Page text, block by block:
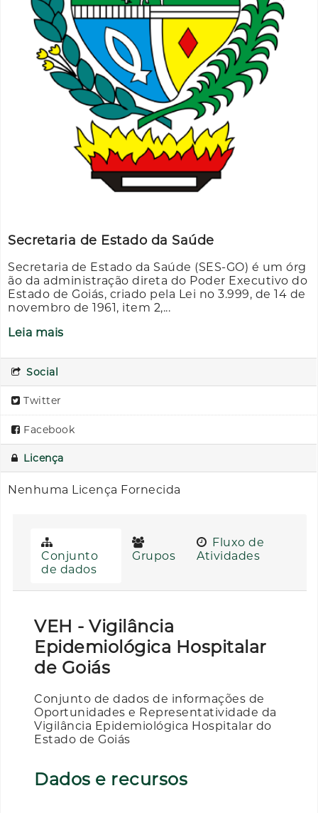
Secretaria de Estado da Saúde
Secretaria de Estado da Saúde (SES-GO) é um órg
ão da administração direta do Poder Executivo do
Estado de Goiás, criado pela Lei no 3.999, de 14 de
novembro de 1961, item 2,...
Leia mais
Social
Twitter
Facebook
Licença
Nenhuma Licença Fornecida
Conjunto
de dados
Grupos
Fluxo de
Atividades
VEH - Vigilância
Epidemiológica Hospitalar
de Goiás
Conjunto de dados de informações de
Oportunidades e Representatividade da
Vigilância Epidemiológica Hospitalar do
Estado de Goiás
Dados e recursos